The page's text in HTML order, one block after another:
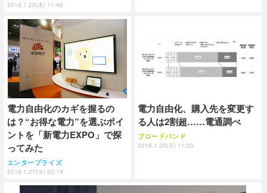
2016.1.28(木) 11:48
電力自由化のカギを握るの
は？“お得な電力”を選ぶポイ
ントを「新電力EXPO」で探
ってみた
エンタープライズ
2016.1.27(水) 20:19
電力自由化、購入先を変更す
る人は2割超……電通調べ
ブロードバンド
2016.1.25(月) 11:35